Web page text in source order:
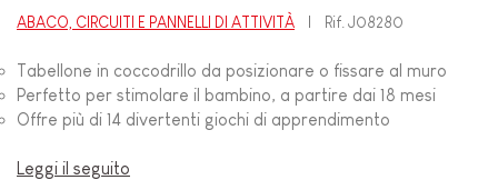
ABACO, CIRCUITI E PANNELLI DI ATTIVITÀ Rif.J08280
Tabellone in coccodrillo da posizionare o fissare al muro
Perfetto per stimolare il bambino, a partire dai 18 mesi
Offre più di 14 divertenti giochi di apprendimento
Leggi il seguito